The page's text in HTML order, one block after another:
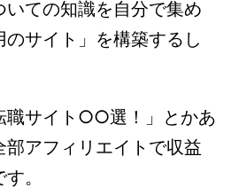
いての知識を自分で集め
のサイト」を構築するし
職サイト○○選！」とかあ
部アフィリエイトで収益
。